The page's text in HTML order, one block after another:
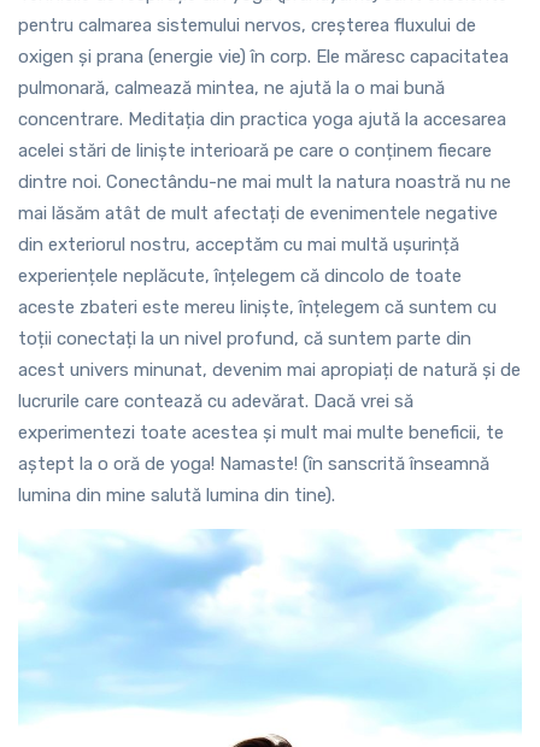
pentru calmarea sistemului nervos, creșterea fluxului de
oxigen și prana (energie vie) în corp. Ele măresc capacitatea
pulmonară, calmează mintea, ne ajută la o mai bună
concentrare. Meditația din practica yoga ajută la accesarea
acelei stări de liniște interioară pe care o conținem fiecare
dintre noi. Conectându-ne mai mult la natura noastră nu ne
mai lăsăm atât de mult afectați de evenimentele negative
din exteriorul nostru, acceptăm cu mai multă ușurință
experiențele neplăcute, înțelegem că dincolo de toate
aceste zbateri este mereu liniște, înțelegem că suntem cu
toții conectați la un nivel profund, că suntem parte din
acest univers minunat, devenim mai apropiați de natură și de
lucrurile care contează cu adevărat. Dacă vrei să
experimentezi toate acestea și mult mai multe beneficii, te
aștept la o oră de yoga! Namaste! (în sanscrită înseamnă
lumina din mine salută lumina din tine).